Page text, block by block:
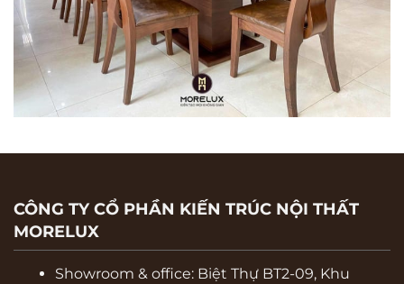
CÔNG TY CỔ PHẦN KIẾN TRÚC NỘI THẤT
MORELUX
Showroom & office: Biệt Thự BT2-09, Khu